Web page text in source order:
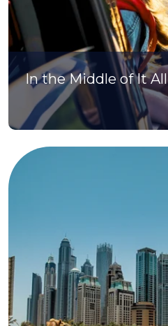
In the Middle of It All